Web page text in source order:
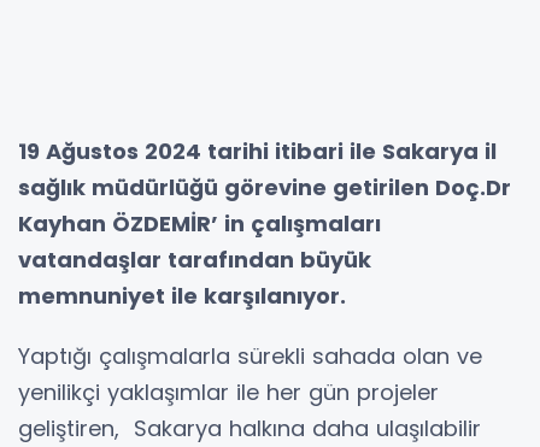
19 Ağustos 2024 tarihi itibari ile Sakarya il
sağlık müdürlüğü görevine getirilen Doç.Dr
Kayhan ÖZDEMİR’ in çalışmaları
vatandaşlar tarafından büyük
memnuniyet ile karşılanıyor.
Yaptığı çalışmalarla sürekli sahada olan ve
yenilikçi yaklaşımlar ile her gün projeler
geliştiren, Sakarya halkına daha ulaşılabilir